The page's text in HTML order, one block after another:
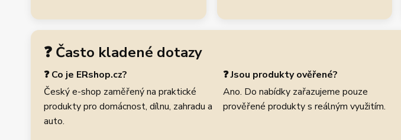
❓ Často kladené dotazy
❓ Co je ERshop.cz?
Český e-shop zaměřený na praktické
produkty pro domácnost, dílnu, zahradu a
auto.
❓ Jsou produkty ověřené?
Ano. Do nabídky zařazujeme pouze
prověřené produkty s reálným využitím.